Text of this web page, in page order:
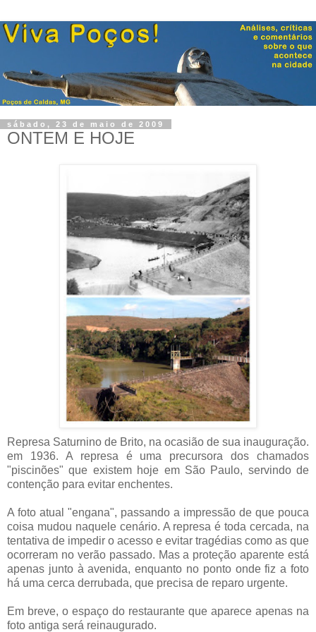
sábado, 23 de maio de 2009
ONTEM E HOJE
Represa Saturnino de Brito, na ocasião de sua inauguração.
em 1936. A represa é uma precursora dos chamados
"piscinões" que existem hoje em São Paulo, servindo de
contenção para evitar enchentes.
A foto atual "engana", passando a impressão de que pouca
coisa mudou naquele cenário. A represa é toda cercada, na
tentativa de impedir o acesso e evitar tragédias como as que
ocorreram no verão passado. Mas a proteção aparente está
apenas junto à avenida, enquanto no ponto onde fiz a foto
há uma cerca derrubada, que precisa de reparo urgente.
Em breve, o espaço do restaurante que aparece apenas na
foto antiga será reinaugurado.